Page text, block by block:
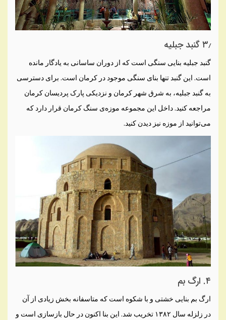
۳٫ گنبد جبلیه
گنبد جبلیه بنایی سنگی است که از دوران ساسانی به یادگار مانده
است. این گنبد تنها بنای سنگی موجود در کرمان است. برای دسترسی
به گنبد جبلیه، به شرق شهر کرمان و نزدیکی پارک پردیسان کرمان
مراجعه کنید. داخل این مجموعه موزه‌ی سنگ کرمان قرار دارد که
می‌توانید از موزه نیز دیدن کنید.
۴. ارگ بم
ارگ بم بنایی خشتی و با شکوه است که متاسفانه بخش زیادی از آن
در زلزله سال ۱۳۸۲ تخریب شد. این بنا اکنون در حال بازسازی است و